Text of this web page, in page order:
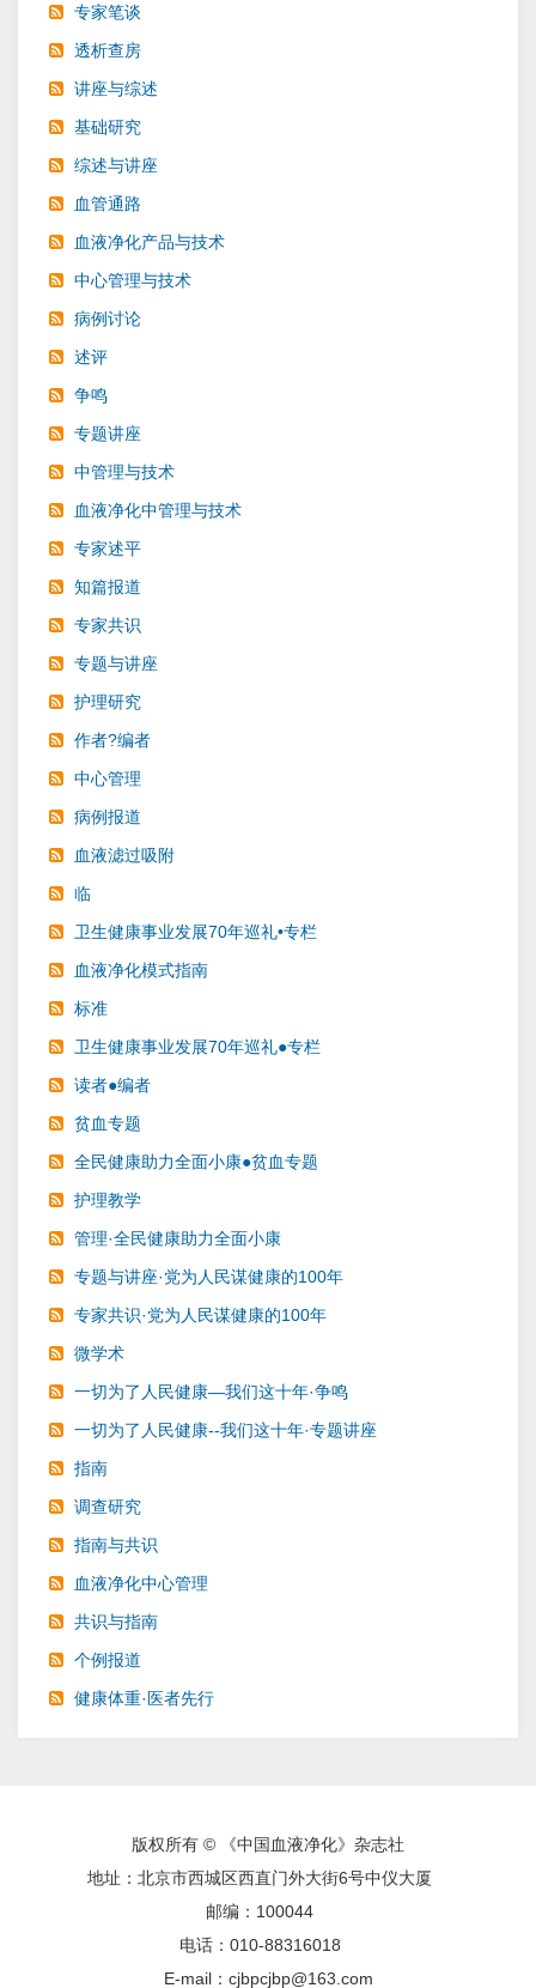
专家笔谈
透析查房
讲座与综述
基础研究
综述与讲座
血管通路
血液净化产品与技术
中心管理与技术
病例讨论
述评
争鸣
专题讲座
中管理与技术
血液净化中管理与技术
专家述平
知篇报道
专家共识
专题与讲座
护理研究
作者?编者
中心管理
病例报道
血液滤过吸附
临
卫生健康事业发展70年巡礼•专栏
血液净化模式指南
标准
卫生健康事业发展70年巡礼●专栏
读者●编者
贫血专题
全民健康助力全面小康●贫血专题
护理教学
管理·全民健康助力全面小康
专题与讲座·党为人民谋健康的100年
专家共识·党为人民谋健康的100年
微学术
一切为了人民健康—我们这十年·争鸣
一切为了人民健康--我们这十年·专题讲座
指南
调查研究
指南与共识
血液净化中心管理
共识与指南
个例报道
健康体重·医者先行
版权所有 © 《中国血液净化》杂志社
地址：北京市西城区西直门外大街6号中仪大厦
邮编：100044
电话：010-88316018
E-mail：cjbpcjbp@163.com